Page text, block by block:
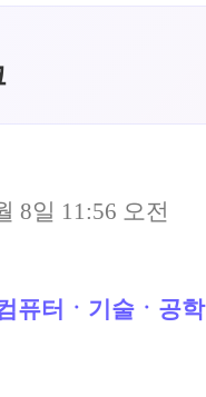
8일 11:56 오전
퓨터ㆍ기술ㆍ공학